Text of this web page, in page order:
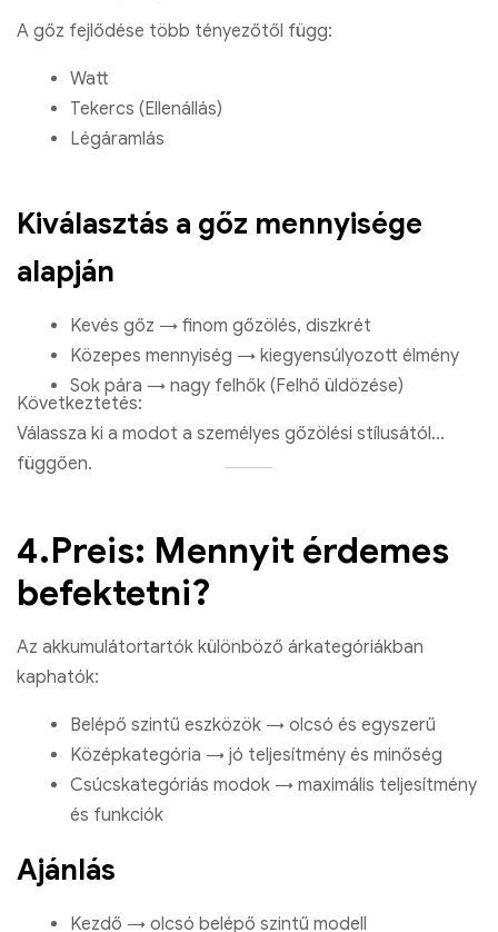
A gőz fejlődése több tényezőtől függ:
Watt
Tekercs (Ellenállás)
Légáramlás
Kiválasztás a gőz mennyisége
alapján
Kevés gőz → finom gőzölés, diszkrét
Közepes mennyiség → kiegyensúlyozott élmény
Sok pára → nagy felhők (Felhő üldözése)
Következtetés:
Válassza ki a modot a személyes gőzölési stílusától
függően.
4.Preis: Mennyit érdemes
befektetni?
Az akkumulátortartók különböző árkategóriákban
kaphatók:
Belépő szintű eszközök → olcsó és egyszerű
Középkategória → jó teljesítmény és minőség
Csúcskategóriás modok → maximális teljesítmény
és funkciók
Ajánlás
Kezdő → olcsó belépő szintű modell